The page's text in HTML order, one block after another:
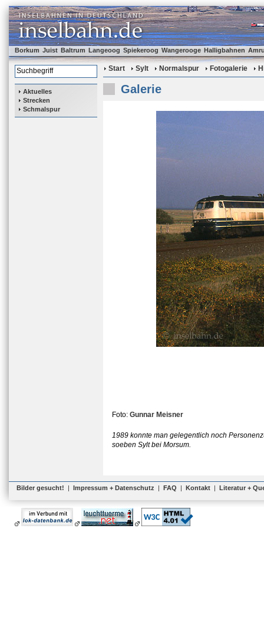
Borkum Juist Baltrum Langeoog Spiekeroog Wangerooge Halligbahnen
Aktuelles
Strecken
Schmalspur
Start Sylt Normalspur Fotogalerie
Galerie
Foto: Gunnar Meisner
1989 konnte man gelegentlich noch
soeben Sylt bei Morsum.
Bilder gesucht! | Impressum + Datenschutz | FAQ | Kontakt | Literatur +